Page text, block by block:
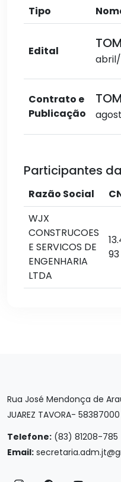
Tipo
Edital
Contrato e
Publicação
Participantes
Razão Social
WJX
CONSTRUCOES
E SERVICOS DE
ENGENHARIA
LTDA
93
Rua José Mendonça de
JUAREZ TAVORA- 58387000
Telefone: (83) 81208-785
Email: